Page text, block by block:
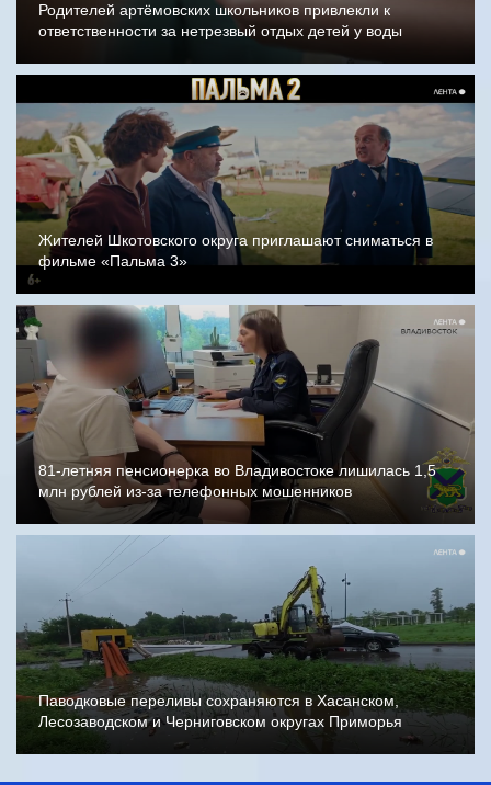
Родителей артёмовских школьников привлекли к
ответственности за нетрезвый отдых детей у воды
Жителей Шкотовского округа приглашают сниматься в
фильме «Пальма 3»
81-летняя пенсионерка во Владивостоке лишилась 1,5
млн рублей из-за телефонных мошенников
Паводковые переливы сохраняются в Хасанском,
Лесозаводском и Черниговском округах Приморья